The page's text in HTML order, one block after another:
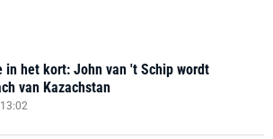
in het kort: John van 't Schip wordt
van Kazachstan